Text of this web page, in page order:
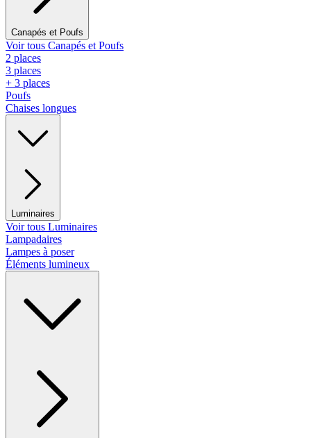
Canapés et Poufs
Voir tous Canapés et Poufs
2 places
3 places
+ 3 places
Poufs
Chaises longues
Luminaires
Voir tous Luminaires
Lampadaires
Lampes à poser
Éléments lumineux